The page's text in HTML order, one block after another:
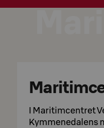
I Maritimcentret
Kymmenedalens